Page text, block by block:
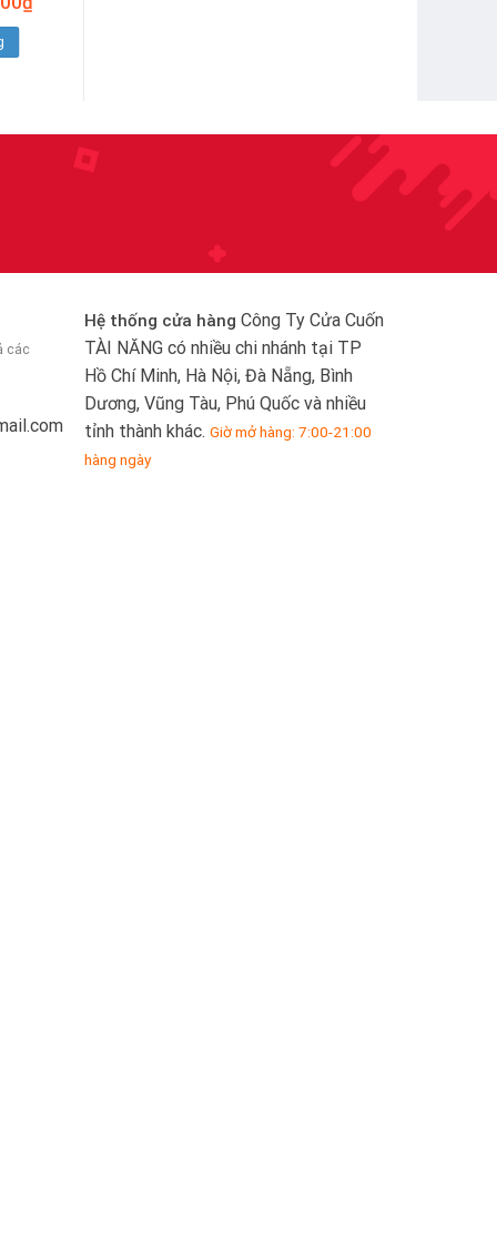
các
Hệ thống cửa hàng Công Ty Cửa Cuốn
TÀI NĂNG có nhiều chi nhánh tại TP
Hồ Chí Minh, Hà Nội, Đà Nẵng, Bình
Dương, Vũng Tàu, Phú Quốc và nhiều
tỉnh thành khác.Giờ mở hàng: 7:00-21:00
hàng ngày